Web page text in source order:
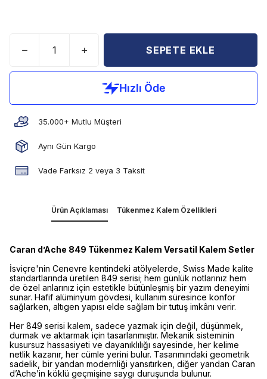
SEPETE EKLE
35.000+ Mutlu Müşteri
Aynı Gün Kargo
Vade Farksız 2 veya 3 Taksit
Ürün Açıklaması Tükenmez Kalem Özellikleri
Caran d’Ache 849 Tükenmez Kalem Versatil Kalem Setler
İsviçre'nin Cenevre kentindeki atölyelerde, Swiss Made kalite
standartlarında üretilen 849 serisi; hem günlük notlarınız hem
de özel anlarınız için estetikle bütünleşmiş bir yazım deneyimi
sunar. Hafif alüminyum gövdesi, kullanım süresince konfor
sağlarken, altıgen yapısı elde sağlam bir tutuş imkânı verir.
Her 849 serisi kalem, sadece yazmak için değil, düşünmek,
durmak ve aktarmak için tasarlanmıştır. Mekanik sisteminin
kusursuz hassasiyeti ve dayanıklılığı sayesinde, her kelime
netlik kazanır, her cümle yerini bulur. Tasarımındaki geometrik
sadelik, bir yandan modernliği yansıtırken, diğer yandan Caran
d’Ache’in köklü geçmişine saygı duruşunda bulunur.